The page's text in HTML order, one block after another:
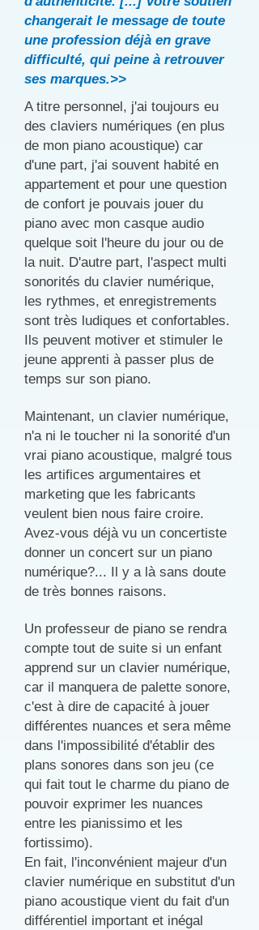
changerait le message de toute
une profession déjà en grave
difficulté, qui peine à retrouver
ses marques.>>
A titre personnel, j'ai toujours eu
des claviers numériques (en plus
de mon piano acoustique) car
d'une part, j'ai souvent habité en
appartement et pour une question
de confort je pouvais jouer du
piano avec mon casque audio
quelque soit l'heure du jour ou de
la nuit. D'autre part, l'aspect multi
sonorités du clavier numérique,
les rythmes, et enregistrements
sont très ludiques et confortables.
Ils peuvent motiver et stimuler le
jeune apprenti à passer plus de
temps sur son piano.
Maintenant, un clavier numérique,
n'a ni le toucher ni la sonorité d'un
vrai piano acoustique, malgré tous
les artifices argumentaires et
marketing que les fabricants
veulent bien nous faire croire.
Avez-vous déjà vu un concertiste
donner un concert sur un piano
numérique?... Il y a là sans doute
de très bonnes raisons.
Un professeur de piano se rendra
compte tout de suite si un enfant
apprend sur un clavier numérique,
car il manquera de palette sonore,
c'est à dire de capacité à jouer
différentes nuances et sera même
dans l'impossibilité d'établir des
plans sonores dans son jeu (ce
qui fait tout le charme du piano de
pouvoir exprimer les nuances
entre les pianissimo et les
fortissimo).
En fait, l'inconvénient majeur d'un
clavier numérique en substitut d'un
piano acoustique vient du fait d'un
différentiel important et inégal